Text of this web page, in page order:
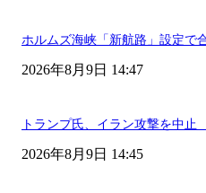
ホルムズ海峡「新航路」設定で
2026年8月9日 14:47
トランプ氏、イラン攻撃を中止
2026年8月9日 14:45